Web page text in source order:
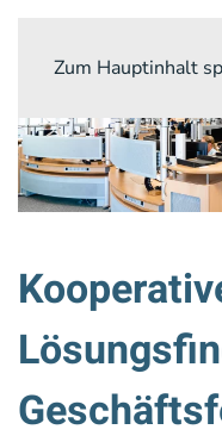
Zum Hauptinhalt